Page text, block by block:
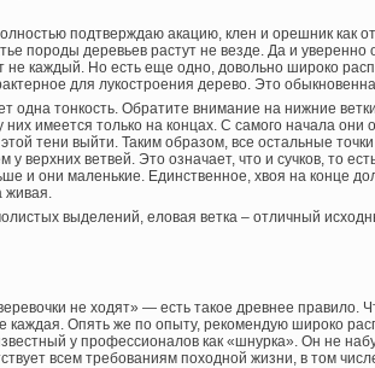
подтверждаю акацию, клен и орешник как
породы деревьев растут не везде. Да и уверенно
не каждый. Но есть еще одно, довольно широко
для лукостроения дерево. Это
одна тонкость. Обратите внимание на нижние
них имеется только на концах. С самого начала
тени выйти. Таким образом, все остальные
у верхних ветвей. Это означает, что и сучков, то
и они маленькие. Единственное, хвоя на конце
живая.
выделений, еловая ветка – отличный
не ходят» — есть такое древнее правило.
каждая. Опять же по опыту, рекомендую широко
у профессионалов как «шнурка». Он не
всем требованиям походной жизни, в том